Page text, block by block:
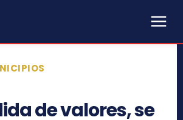
de valores, se